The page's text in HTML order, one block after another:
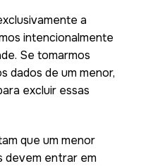
a
intencionalmente
Se tomarmos
dados de um menor,
excluir essas
que um menor
devem entrar em